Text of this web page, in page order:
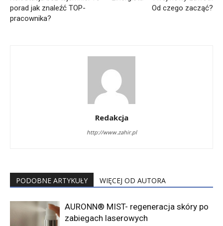
porad jak znaleźć TOP-
pracownika?
Od czego zacząć?
Redakcja
http://www.zahir.pl
PODOBNE ARTYKUŁY WIĘCEJ OD AUTORA
AURONN® MIST- regeneracja skóry po
zabiegach laserowych